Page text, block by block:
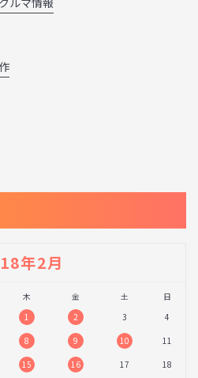
年2月
木 金 土
日
1
2 3
4
8 9 10
11
15 16 17
18